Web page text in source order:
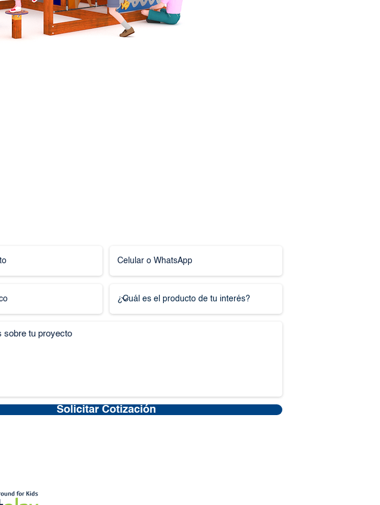
Solicitar Cotización